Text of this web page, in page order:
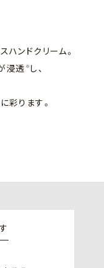
ハンドクリーム。
浸透 ※ し、
彩ります。